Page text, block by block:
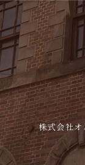
株式会社